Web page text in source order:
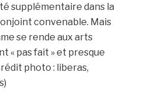
supplémentaire dans la
convenable. Mais
se rende aux arts
« pas fait » et presque
photo : liberas,